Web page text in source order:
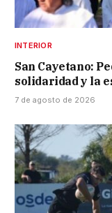
INTERIOR
San Cayetano:
solidaridad y la
7 de agosto de 2026